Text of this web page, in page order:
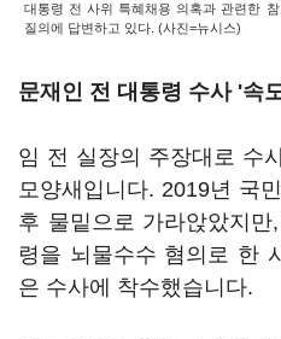
대통령 전 사위 특혜채용 의혹과 관련한
질의에 답변하고 있다. (사진=뉴시스)
문재인 전 대통령 수사 '속
임 전 실장의 주장대로 수
모양새입니다. 2019년 국
후 물밑으로 가라앉았지
령을 뇌물수수 혐의로 한
은 수사에 착수했습니다.